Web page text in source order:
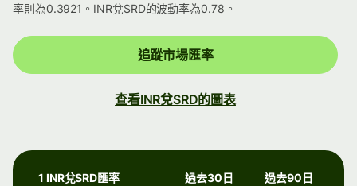
率則為0.3921。INR兌SRD的波動率為0.78。
追蹤市場匯率
查看INR兌SRD的圖表
1 INR兌SRD匯率 過去30日 過去90日